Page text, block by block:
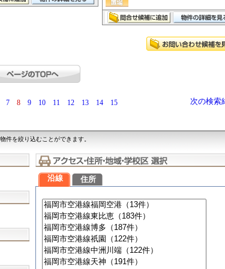
7 8 9 10 11 12 13 14 15 次の検索
件を絞り込むことができます。
沿線 住所